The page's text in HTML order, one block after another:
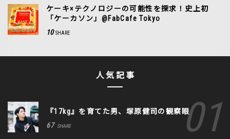
ケーキ×テクノロジーの可能性を探求！史上初
「ケーカソン」@FabCafe Tokyo
10 SHARE
人気記事
『17kg』を育てた男、塚原健司の観察眼
67 SHARE